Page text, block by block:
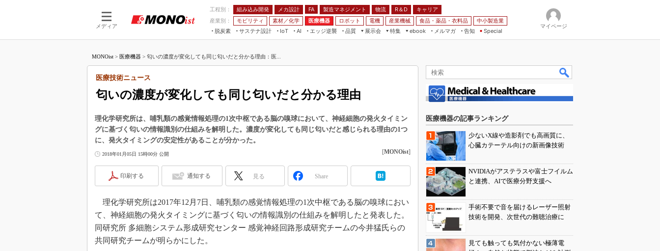
メディア
工程別： 組み込み開発 メカ設計 FA 製造マネジメント 物流 R＆D
キャリア
産業別：
モビリティ 素材／化学 医療機器 ロボット 電機 産業機械 食品・薬品・衣料品
中小製造業
脱炭素
サステナ設計
IoT
つながる工場
AI
AI×設備保全
エッジ逆襲 品質
展示会
JIMTOF
IIFES
ジャパンモビリティショー
スマート工場EXPO
EdgeTech+
日本ものづくりワールド
AUTOMOTIVE WORLD
産業オープンネット展
特集
VR／AR
フィールドサービス
FPGA
組み込み画像技術
車載ソフト開発
無償設計ツール
3Dプリンタ
ebook
モビリティ
素材／化学
メルマガ
告知 Special
マイページ
MONOist > 医療機器 > 匂いの濃度が変化しても同じ匂いだと分かる理由：医...
匂いの濃度が変化しても同じ匂いだと分かる理由
医療技術ニュース
理化学研究所は、哺乳類の感覚情報処理の1次中枢である脳の嗅球において、神経細胞の発火タイミン
グに基づく匂いの情報識別の仕組みを解明した。濃度が変化しても同じ匂いだと感じられる理由の1つ
に、発火タイミングの安定性があることが分かった。
2018年01月05日 15時00分 公開 [MONOist]
印刷する 通知する 見る Share
理化学研究所は2017年12月7日、哺乳類の感覚情報処理の1次中枢である脳の嗅球におい
て、神経細胞の発火タイミングに基づく匂いの情報識別の仕組みを解明したと発表した。
同研究所 多細胞システム形成研究センター 感覚神経回路形成研究チームの今井猛氏らの
共同研究チームが明らかにした。
医療機器の記事ランキング
少ないX線や造影剤でも高画質に、
心臓カテーテル向けの新画像技術
NVIDIAがアステラスや富士フイルム
と連携、AIで医療分野支援へ
手術不要で音を届けるレーザー照射
技術を開発、次世代の難聴治療に
見ても触っても気付かない極薄電